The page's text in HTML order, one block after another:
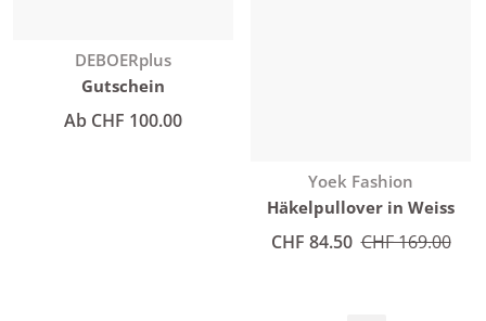
Anbieter:
DEBOERplus
Gutschein
Normaler Preis
Ab CHF 100.00
Anbieter:
Yoek Fashion
Häkelpullover in Weiss
Angebotspreis
CHF 84.50 Normaler Preis
CHF 169.00